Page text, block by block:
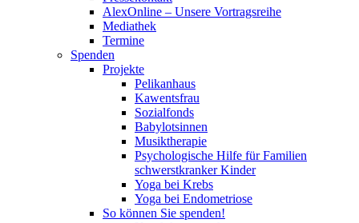
AlexOnline – Unsere Vortragsreihe
Mediathek
Termine
Spenden
Projekte
Pelikanhaus
Kawentsfrau
Sozialfonds
Babylotsinnen
Musiktherapie
Psychologische Hilfe für Familien
schwerstkranker Kinder
Yoga bei Krebs
Yoga bei Endometriose
So können Sie spenden!